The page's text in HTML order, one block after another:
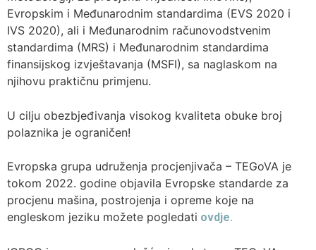
Evropskim i Međunarodnim standardima (EVS 2020 i
IVS 2020), ali i Međunarodnim računovodstvenim
standardima (MRS) i Međunarodnim standardima
finansijskog izvještavanja (MSFI), sa naglaskom na
njihovu praktičnu primjenu.
U cilju obezbjeđivanja visokog kvaliteta obuke broj
polaznika je ograničen!
Evropska grupa udruženja procjenjivača – TEGoVA je
tokom 2022. godine objavila Evropske standarde za
procjenu mašina, postrojenja i opreme koje na
engleskom jeziku možete pogledati ovdje.